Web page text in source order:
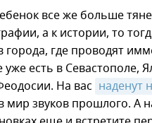
все же больше
а к истории, то
города, где проводят
уже есть в Севастополе,
На вас наденут
мир звуков прошлого. А